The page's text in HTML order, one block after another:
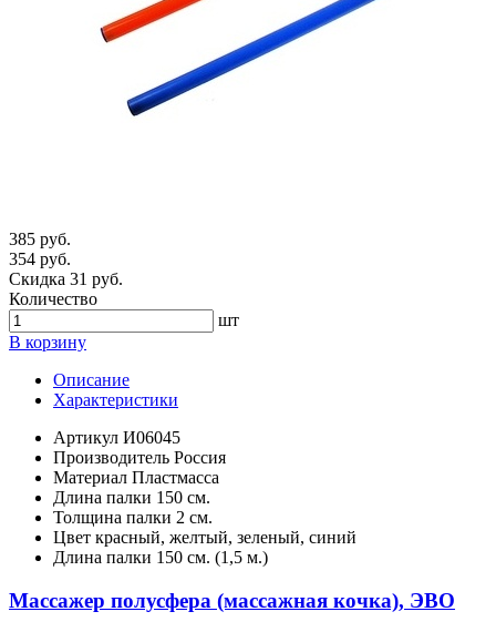
385 руб.
354 руб.
Скидка 31 руб.
Количество
шт
В корзину
Описание
Характеристики
Артикул И06045
Производитель Россия
Материал Пластмасса
Длина палки 150 см.
Толщина палки 2 см.
Цвет красный, желтый, зеленый, синий
Длина палки 150 см. (1,5 м.)
Массажер полусфера (массажная кочка), ЭВО